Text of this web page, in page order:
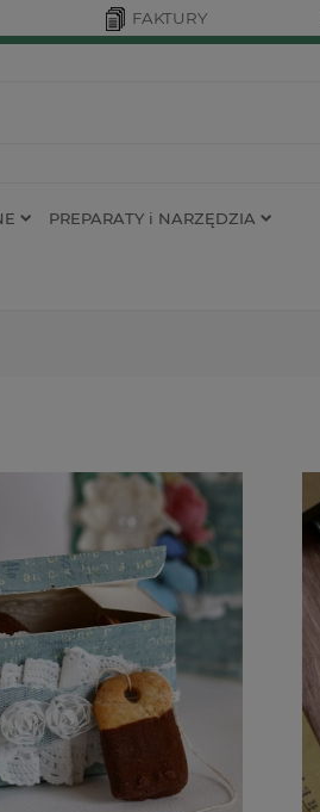
FAKTURY
PREPARATY i NARZĘDZIA